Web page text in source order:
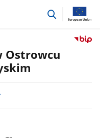
przejdź
Przejdź
Ostrowcu